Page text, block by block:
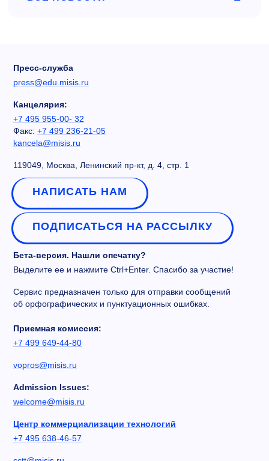
Пресс-служба
press@edu.misis.ru
Канцелярия:
+7 495 955-00- 32
Факс: +7 499 236-21-05
kancela@misis.ru
119049, Москва, Ленинский пр-кт, д. 4, стр. 1
НАПИСАТЬ НАМ
ПОДПИСАТЬСЯ НА РАССЫЛКУ
Бета-версия. Нашли опечатку?
Выделите ее и нажмите Ctrl+Enter. Спасибо за участие!
Сервис предназначен только для отправки сообщений
об орфографических и пунктуационных ошибках.
Приемная комиссия:
+7 499 649-44-80
vopros@misis.ru
Admission Issues:
welcome@misis.ru
Центр коммерциализации технологий
+7 495 638-46-57